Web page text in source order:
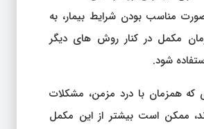
مناسب بودن شرایط بیمار، به
مکمل در کنار روش های دیگر
شود.
که همزمان با درد مزمن، مشکلات
ممکن است بیشتر از این مکمل